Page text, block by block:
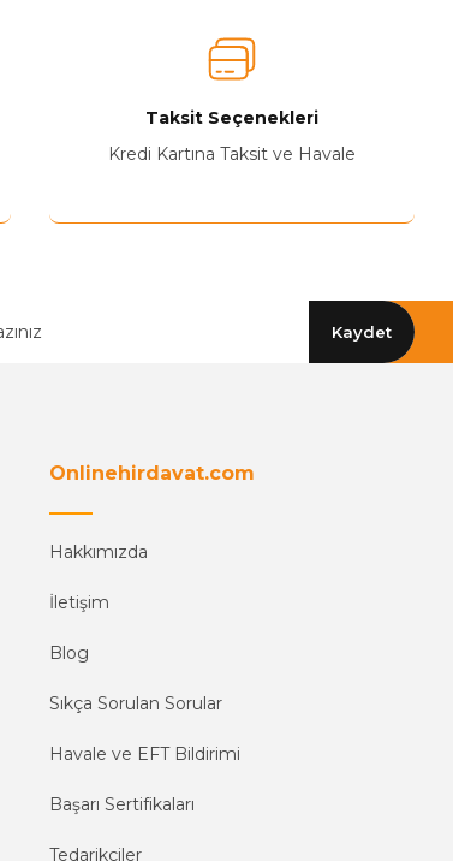
Taksit Seçenekleri
Kredi Kartına Taksit ve Havale
Kaydet
Onlinehirdavat.com
Hakkımızda
İletişim
Blog
Sıkça Sorulan Sorular
Havale ve EFT Bildirimi
Başarı Sertifikaları
Tedarikçiler